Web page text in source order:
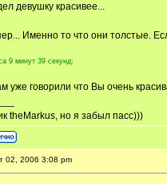
девушку красивее...
Именно то что они толстые.
9 минут 39 секунд:
уже говорили что Вы очень
theMarkus, но я забыл пасс)))
02, 2006 3:08 pm